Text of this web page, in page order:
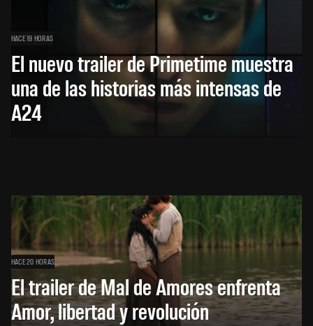
HACE 19 HORAS
El nuevo trailer de Primetime muestra
una de las historias más intensas de
A24
HACE 20 HORAS
El trailer de Mal de Amores enfrenta
Amor, libertad y revolución